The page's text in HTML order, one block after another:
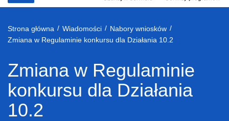
Strona główna / Wiadomości / Nabory wniosków /
Zmiana w Regulaminie konkursu dla Działania 10.2
Zmiana w Regulaminie
konkursu dla Działania
10.2